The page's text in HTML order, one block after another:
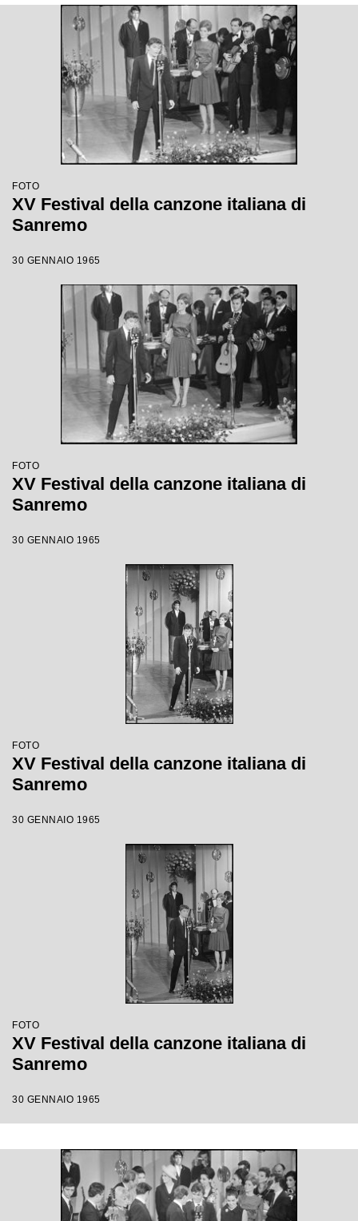
FOTO
XV Festival della canzone italiana di
Sanremo
30 GENNAIO 1965
FOTO
XV Festival della canzone italiana di
Sanremo
30 GENNAIO 1965
FOTO
XV Festival della canzone italiana di
Sanremo
30 GENNAIO 1965
FOTO
XV Festival della canzone italiana di
Sanremo
30 GENNAIO 1965